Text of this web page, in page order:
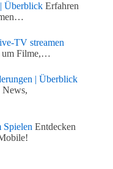
Überblick Erfahren
TV streamen
um Filme,…
| Überblick
News,
Spielen Entdecken